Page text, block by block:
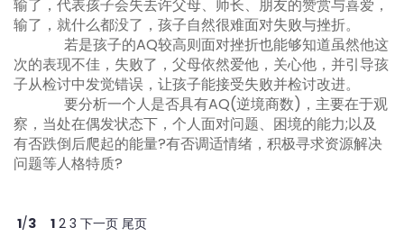
输了，代表孩子会失去许父母、师长、朋友的赞赏与喜爱，
输了，就什么都没了，孩子自然很难面对失败与挫折。
若是孩子的AQ较高则面对挫折也能够知道虽然他这
次的表现不佳，失败了，父母依然爱他，关心他，并引导孩
子从检讨中发觉错误，让孩子能接受失败并检讨改进。
要分析一个人是否具有AQ(逆境商数)，主要在于观
察，当处在偶发状态下，个人面对问题、困境的能力;以及
有否跌倒后爬起的能量?有否调适情绪，积极寻求资源解决
问题等人格特质?
1/3 1 2 3 下一页 尾页